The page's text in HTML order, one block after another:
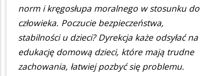
norm i kręgosłupa moralnego w stosunku do
człowieka. Poczucie bezpieczeństwa,
stabilności u dzieci? Dyrekcja każe odsyłać na
edukację domową dzieci, które mają trudne
zachowania, łatwiej pozbyć się problemu.